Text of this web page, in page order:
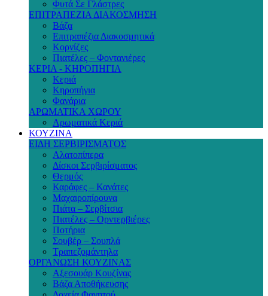
Φυτά Σε Γλάστρες
ΕΠΙΤΡΑΠΕΖΙΑ ΔΙΑΚΟΣΜΗΣΗ
Βάζα
Επιτραπέζια Διακοσμητικά
Κορνίζες
Πιατέλες – Φοντανιέρες
ΚΕΡΙΑ - ΚΗΡΟΠΗΓΙΑ
Κεριά
Κηροπήγια
Φανάρια
ΑΡΩΜΑΤΙΚΑ ΧΩΡΟΥ
Αρωματικά Κεριά
ΚΟΥΖΙΝΑ
ΕΙΔΗ ΣΕΡΒΙΡΙΣΜΑΤΟΣ
Αλατοπίπερα
Δίσκοι Σερβιρίσματος
Θερμός
Καράφες – Κανάτες
Μαχαιροπίρουνα
Πιάτα – Σερβίτσια
Πιατέλες – Ορντερβιέρες
Ποτήρια
Σουβέρ – Σουπλά
Τραπεζομάντηλα
ΟΡΓΑΝΩΣΗ ΚΟΥΖΙΝΑΣ
Αξεσουάρ Κουζίνας
Βάζα Αποθήκευσης